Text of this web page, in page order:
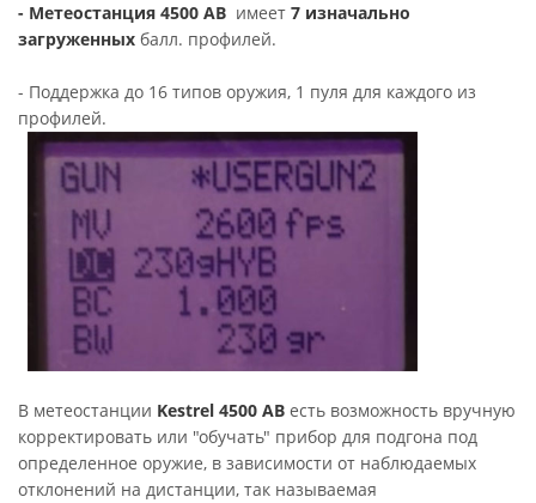
- Метеостанция 4500 AB имеет 7 изначально
загруженных балл. профилей.
- Поддержка до 16 типов оружия, 1 пуля для каждого из
профилей.
В метеостанции Kestrel 4500 AB есть возможность вручную
корректировать или "обучать" прибор для подгона под
определенное оружие, в зависимости от наблюдаемых
отклонений на дистанции, так называемая